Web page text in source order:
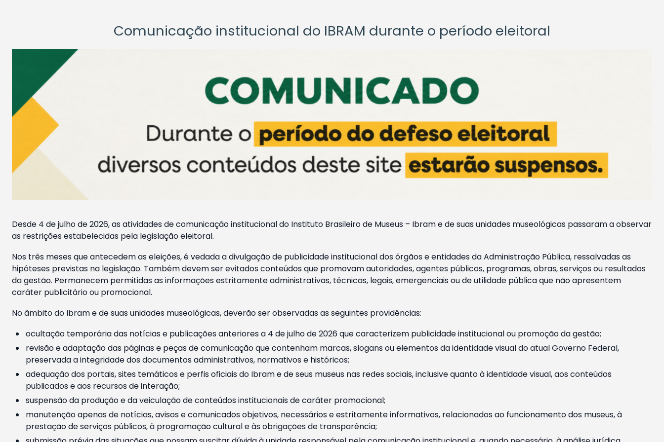
Comunicação institucional do IBRAM durante o período eleitoral
Desde 4 de julho de 2026, as atividades de comunicação institucional do Instituto Brasileiro de Museus – Ibram e de suas unidades museológicas passaram a observar
as restrições estabelecidas pela legislação eleitoral.
Nos três meses que antecedem as eleições, é vedada a divulgação de publicidade institucional dos órgãos e entidades da Administração Pública, ressalvadas as
hipóteses previstas na legislação. Também devem ser evitados conteúdos que promovam autoridades, agentes públicos, programas, obras, serviços ou resultados
da gestão. Permanecem permitidas as informações estritamente administrativas, técnicas, legais, emergenciais ou de utilidade pública que não apresentem
caráter publicitário ou promocional.
No âmbito do Ibram e de suas unidades museológicas, deverão ser observadas as seguintes providências:
ocultação temporária das notícias e publicações anteriores a 4 de julho de 2026 que caracterizem publicidade institucional ou promoção da gestão;
revisão e adaptação das páginas e peças de comunicação que contenham marcas, slogans ou elementos da identidade visual do atual Governo Federal,
preservada a integridade dos documentos administrativos, normativos e históricos;
adequação dos portais, sites temáticos e perfis oficiais do Ibram e de seus museus nas redes sociais, inclusive quanto à identidade visual, aos conteúdos
publicados e aos recursos de interação;
suspensão da produção e da veiculação de conteúdos institucionais de caráter promocional;
manutenção apenas de notícias, avisos e comunicados objetivos, necessários e estritamente informativos, relacionados ao funcionamento dos museus, à
prestação de serviços públicos, à programação cultural e às obrigações de transparência;